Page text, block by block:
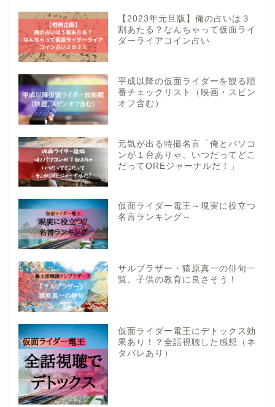
【2023年元旦版】俺の占いは３
割あたる？なんちゃって仮面ライ
ダーライアコイン占い
平成以降の仮面ライダーを観る順
番チェックリスト（映画・スピン
オフ含む）
元気が出る特撮名言「俺とパソコ
ンが１台ありゃ、いつだってどこ
だってOREジャーナルだ！」
仮面ライダー電王～現実に役立つ
名言ランキング～
サルブラザー・猿原真一の俳句一
覧。子供の教育に良さそう！
仮面ライダー電王にデトックス効
果あり！？全話視聴した感想（ネ
タバレあり）